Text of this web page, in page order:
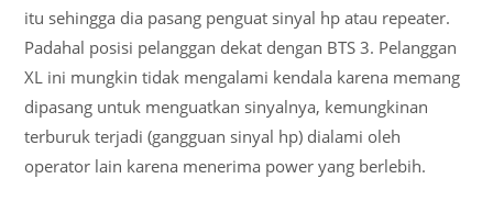
itu sehingga dia pasang penguat sinyal hp atau repeater.
Padahal posisi pelanggan dekat dengan BTS 3. Pelanggan
XL ini mungkin tidak mengalami kendala karena memang
dipasang untuk menguatkan sinyalnya, kemungkinan
terburuk terjadi (gangguan sinyal hp) dialami oleh
operator lain karena menerima power yang berlebih.